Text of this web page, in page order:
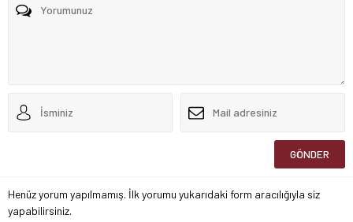
Henüz yorum yapılmamış. İlk yorumu yukarıdaki form aracılığıyla siz
yapabilirsiniz.